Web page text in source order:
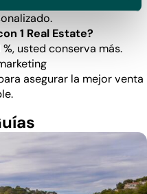
experiencia local con
1 Real Estate?
usted conserva más.
asegurar la mejor venta